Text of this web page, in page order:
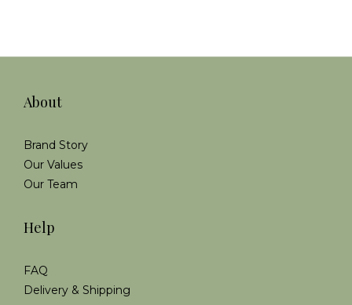
About
Brand Story
Our Values
Our Team
Help
FAQ
Delivery & Shipping